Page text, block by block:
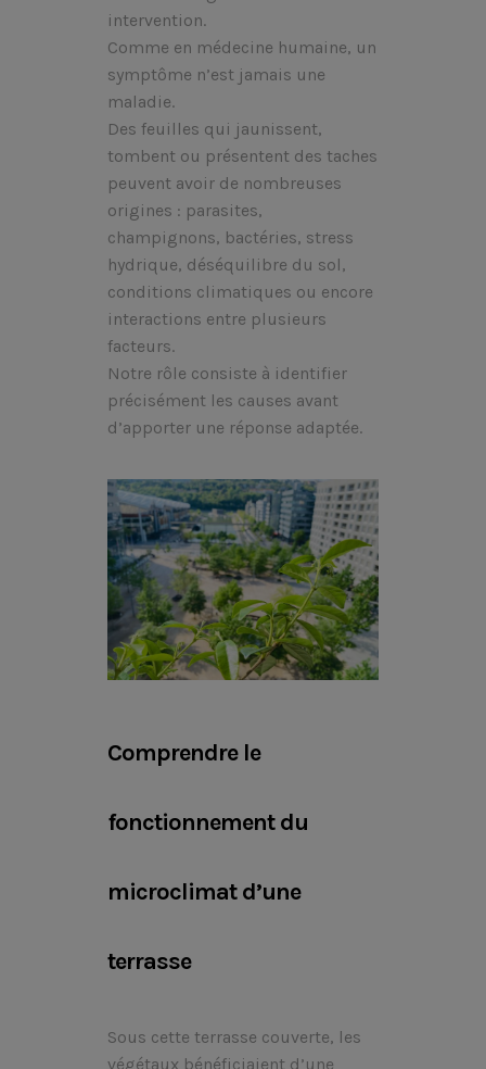
intervention.
Comme en médecine humaine, un
symptôme n’est jamais une
maladie.
Des feuilles qui jaunissent,
tombent ou présentent des taches
peuvent avoir de nombreuses
origines : parasites,
champignons, bactéries, stress
hydrique, déséquilibre du sol,
conditions climatiques ou encore
interactions entre plusieurs
facteurs.
Notre rôle consiste à identifier
précisément les causes avant
d’apporter une réponse adaptée.
Comprendre le
fonctionnement du
microclimat d’une
terrasse
Sous cette terrasse couverte, les
végétaux bénéficiaient d’une